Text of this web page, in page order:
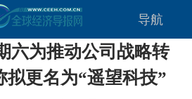
导航
六为推动公司战略转
拟更名为“遥望科技”